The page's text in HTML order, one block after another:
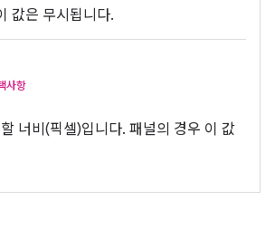
값은 무시됩니다.
사항
너비(픽셀)입니다. 패널의 경우 이 값